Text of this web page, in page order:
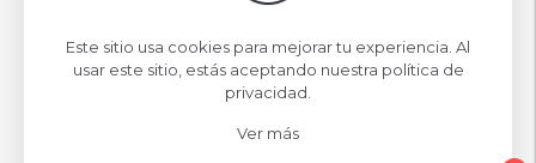
Nuestras Tiendas
Este sitio usa cookies para mejorar tu experiencia. Al
usar este sitio, estás aceptando nuestra política de
privacidad
Ver más